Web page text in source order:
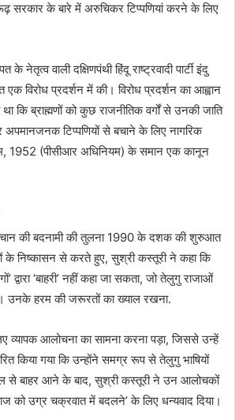
सरकार के बारे में अरुचिकर टिप्पणियां करने के लिए
नेतृत्व वाली दक्षिणपंथी हिंदू राष्ट्रवादी पार्टी इंदु
एक विरोध प्रदर्शन में की। विरोध प्रदर्शन का आह्वान
कि ब्राह्मणों को कुछ राजनीतिक वर्गों से उनकी जाति
अपमानजनक टिप्पणियों से बचाने के लिए नागरिक
1952 (पीसीआर अधिनियम) के समान एक कानून
की बदनामी की तुलना 1990 के दशक की शुरुआत
के निष्कासन से करते हुए, सुश्री कस्तूरी ने कहा कि
द्वारा ‘बाहरी’ नहीं कहा जा सकता, जो तेलुगु राजाओं
हरम की जरूरतों का ख्याल रखना.
व्यापक आलोचना का सामना करना पड़ा, जिससे उन्हें
किया गया कि उन्होंने समग्र रूप से तेलुगु भाषियों
से बाहर आने के बाद, सुश्री कस्तूरी ने उन आलोचकों
को उग्र चक्रवात में बदलने’ के लिए धन्यवाद दिया।